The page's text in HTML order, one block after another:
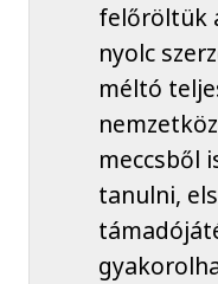
felőröltük
nyolc
méltó
meccsből
tanulni,